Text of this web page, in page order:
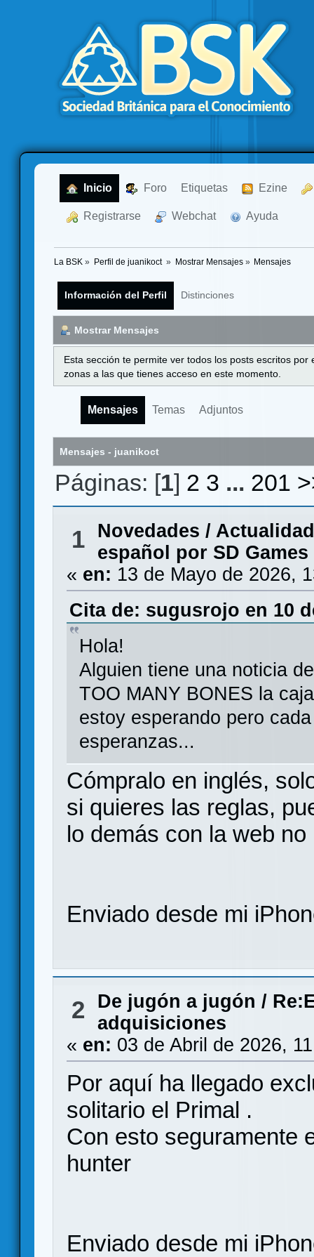
Inicio Foro Etiquetas Ezine
Registrarse Webchat Ayuda
La BSK » Perfil de juanikoct » Mostrar Mensajes» Mensajes
Información del Perfil Distinciones
Mostrar Mensajes
Esta sección te permite ver todos los posts escritos
zonas a las que tienes acceso en este momento.
Mensajes Temas Adjuntos
Mensajes - juanikoct
Páginas: [1] 2 3 ... 201
1
Novedades / Actualidad
español por SD Games
« en: 13 de Mayo de 2026,
Cita de: sugusrojo en 10
Hola!
Alguien tiene una noticia
TOO MANY BONES la
estoy esperando pero
esperanzas...
Cómpralo en inglés,
si quieres las reglas,
lo demás con la web
Enviado desde mi
2 De jugón a jugón /
adquisiciones
« en: 03 de Abril de 2026,
Por aquí ha llegado
solitario el Primal .
Con esto seguramente
hunter
Enviado desde mi